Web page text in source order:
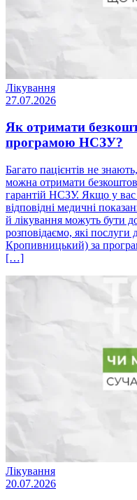
Лікування
27.07.2026
Як отримати
програмою НСЗУ?
Багато пацієнтів не
можна отримати
гарантій НСЗУ. Якщо у вас
відповідні медичні
й лікування можуть бути
розповідаємо, які
Кропивницький) за
[…]
Лікування
20.07.2026